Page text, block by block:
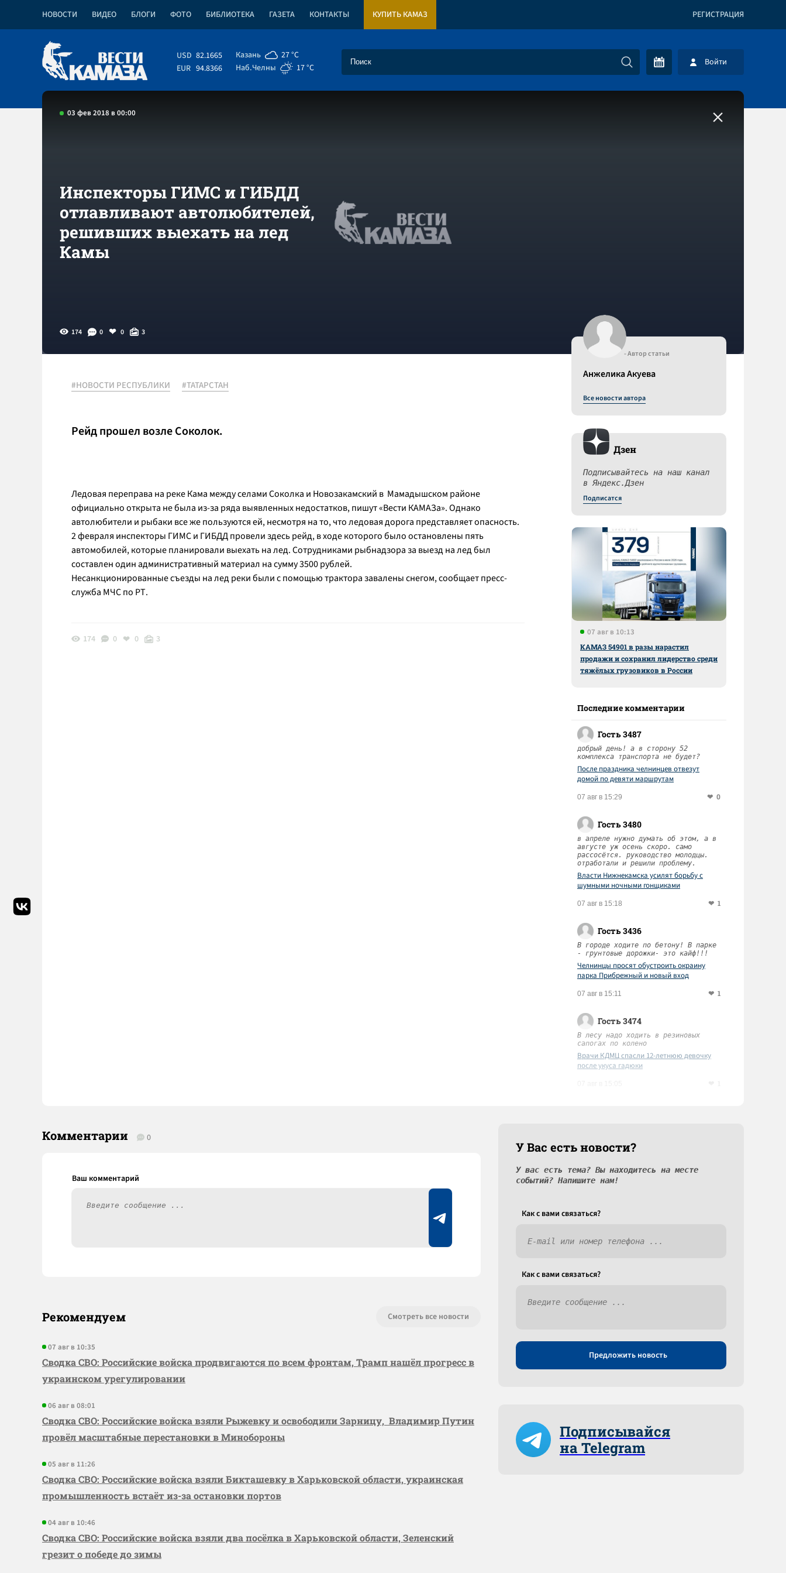
НОВОСТИ ВИДЕО БЛОГИ ФОТО БИБЛИОТЕКА ГАЗЕТА КОНТАКТЫ КУПИТЬ КАМАЗ РЕГИСТРАЦИЯ
USD 82.1665
EUR 94.8366
Казань
27 °C
Наб.Челны
17 °C Войти
03 фев 2018 в 00:00
Инспекторы ГИМС и ГИБДД
отлавливают автолюбителей,
решивших выехать на лед
Камы
174 0 0 3
#НОВОСТИ РЕСПУБЛИКИ #ТАТАРСТАН
Рейд прошел возле Соколок.
Ледовая переправа на реке Кама между селами Соколка и Новозакамский в Мамадышском районе
официально открыта не была из-за ряда выявленных недостатков, пишут «Вести КАМАЗа». Однако
автолюбители и рыбаки все же пользуются ей, несмотря на то, что ледовая дорога представляет опасность.
2 февраля инспекторы ГИМС и ГИБДД провели здесь рейд, в ходе которого было остановлены пять
автомобилей, которые планировали выехать на лед. Сотрудниками рыбнадзора за выезд на лед был
составлен один административный материал на сумму 3500 рублей.
Несанкционированные съезды на лед реки были с помощью трактора завалены снегом, сообщает пресс-
служба МЧС по РТ.
174 0 0 3
- Автор статьи
Анжелика Акуева
Все новости автора
Дзен
Подписывайтесь на наш канал
в Яндекс.Дзен
Подписатся
07 авг в 10:13
КАМАЗ 54901 в разы нарастил
продажи и сохранил лидерство среди
тяжёлых грузовиков в России
Последние комментарии
Гость 3487
добрый день! а в сторону 52
комплекса транспорта не будет?
После праздника челнинцев отвезут
домой по девяти маршрутам
07 авг в 15:29 0
Гость 3480
в апреле нужно думать об этом, а в
августе уж осень скоро. само
рассосётся. руководство молодцы.
отработали и решили проблему.
Власти Нижнекамска усилят борьбу с
шумными ночными гонщиками
07 авг в 15:18 1
Гость 3436
В городе ходите по бетону! В парке
- грунтовые дорожки- это кайф!!!
Челнинцы просят обустроить окраину
парка Прибрежный и новый вход
07 авг в 15:11 1
Гость 3474
В лесу надо ходить в резиновых
сапогах по колено
Врачи КДМЦ спасли 12-летнюю девочку
после укуса гадюки
Комментарии 0
Рекомендуем Смотреть все новости
07 авг в 10:35
Сводка СВО: Российские войска продвигаются по всем фронтам, Трамп нашёл прогресс в
украинском урегулировании
06 авг в 08:01
Сводка СВО: Российские войска взяли Рыжевку и освободили Зарницу, Владимир Путин
провёл масштабные перестановки в Минобороны
05 авг в 11:26
Сводка СВО: Российские войска взяли Бикташевку в Харьковской области, украинская
промышленность встаёт из-за остановки портов
04 авг в 10:46
Сводка СВО: Российские войска взяли два посёлка в Харьковской области, Зеленский
грезит о победе до зимы
У Вас есть новости?
У вас есть тема? Вы находитесь на месте
событий? Напишите нам!
Как c вами связаться?
Как c вами связаться?
Предложить новость
Подписывайся
на Telegram